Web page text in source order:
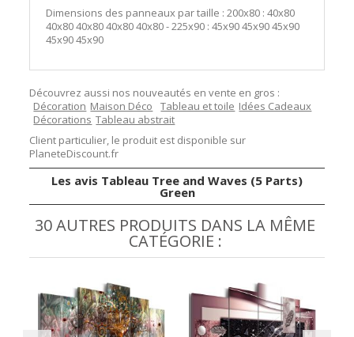
Dimensions des panneaux par taille : 200x80 : 40x80
40x80 40x80 40x80 40x80 - 225x90 : 45x90 45x90 45x90
45x90 45x90
Découvrez aussi nos nouveautés en vente en gros :
Décoration Maison Déco Tableau et toile Idées Cadeaux
Décorations Tableau abstrait
Client particulier, le produit est disponible sur
PlaneteDiscount.fr
Les avis Tableau Tree and Waves (5 Parts)
Green
30 AUTRES PRODUITS DANS LA MÊME
CATÉGORIE :